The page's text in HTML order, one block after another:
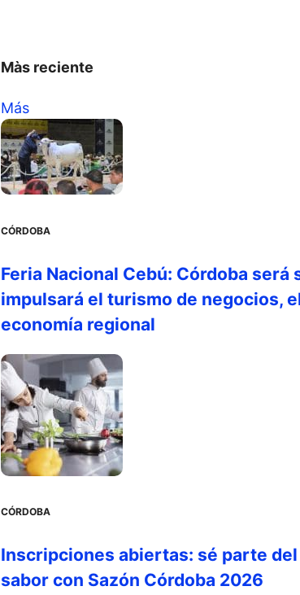
Màs reciente
Más
CÓRDOBA
Feria Nacional Cebú: Córdoba será
impulsará el turismo de negocios,
economía regional
CÓRDOBA
Inscripciones abiertas: sé parte
sabor con Sazón Córdoba 2026